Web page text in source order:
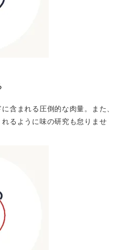
含まれる圧倒的な肉量。また、
るように味の研究も怠りませ